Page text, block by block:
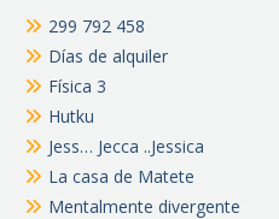
299 792 458
Días de alquiler
Física 3
Hutku
Jess… Jecca ..Jessica
La casa de Matete
Mentalmente divergente